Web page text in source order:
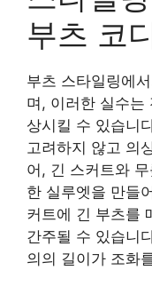
부츠 코
부츠 스타일링에
며, 이러한 실수는
상시킬 수 있습니
고려하지 않고 의
어, 긴 스커트와
한 실루엣을 만들
커트에 긴 부츠를
간주될 수 있습니
의의 길이가 조화